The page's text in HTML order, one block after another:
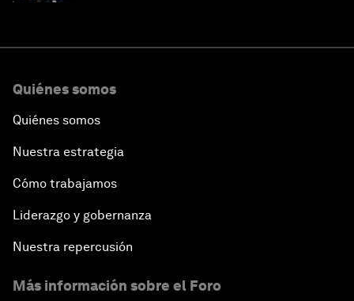
Quiénes somos
Quiénes somos
Nuestra estrategia
Cómo trabajamos
Liderazgo y gobernanza
Nuestra repercusión
Más información sobre el Foro